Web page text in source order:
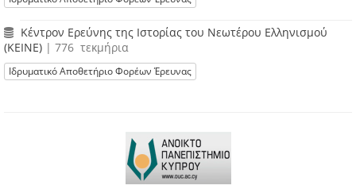
Κέντρον Ερεύνης της Ιστορίας του Νεωτέρου Ελληνισμού
(ΚΕΙΝΕ) | 776 τεκμήρια
Ιδρυματικό Αποθετήριο Φορέων Έρευνας